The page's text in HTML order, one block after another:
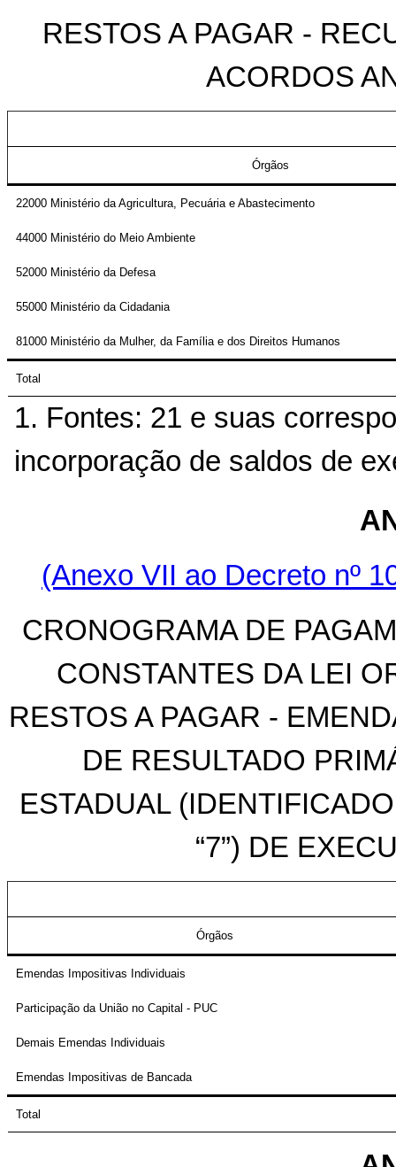
RESTOS A PAGAR -
ACORDOS
Órgãos
22000 Ministério da Agricultura, Pecuária e Abastecimento
44000 Ministério do Meio Ambiente
52000 Ministério da Defesa
55000 Ministério da Cidadania
81000 Ministério da Mulher, da Família e dos Direitos Humanos
Total
1. Fontes: 21 e suas
incorporação de saldos de
(Anexo VII ao Decreto nº
CRONOGRAMA DE
CONSTANTES DA LEI
RESTOS A PAGAR -
DE RESULTADO
ESTADUAL
“7”) DE
Órgãos
Emendas Impositivas Individuais
Participação da União no Capital - PUC
Demais Emendas Individuais
Emendas Impositivas de Bancada
Total